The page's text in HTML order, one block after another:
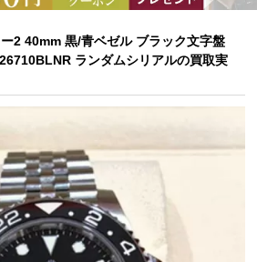
今すぐ電話査定
受付時間 10:00～19:00
神戸元町(三宮)店 LAB大阪
宅配買取を申し込む
無料の宅配キットをお届けします
2 40mm 黒/青ベゼル ブラック文字盤
ランダムシリアルの買取実